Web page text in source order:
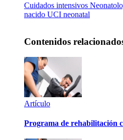
Cuidados intensivos
nacido UCI neonatal
Contenidos
Artículo
Programa de rehabilitación